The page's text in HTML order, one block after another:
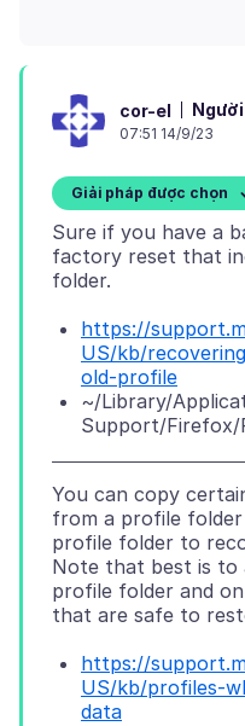
cor-el
07:51 14/9/23
Giải pháp được chọn
Sure if you have a
factory reset that
https://
US/kb/
old-profile
~/Library/
Support/Firefox/
You can copy
from a profile
profile folder to
Note that best is to
profile folder and
https://
US/kb/profiles-
data